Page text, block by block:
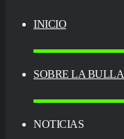
INICIO
SOBRE LA BULLA
NOTICIAS